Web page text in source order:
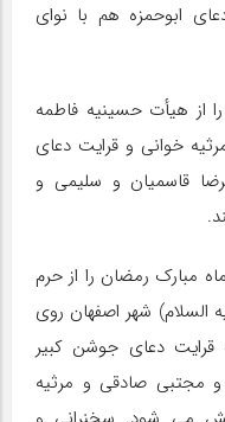
ابوحمزه هم با نوای
هیأت حسینیه فاطمه
مرثیه خوانی و قرایت دعای
قاسمیان و سلیمی و
مبارک رمضان را از حرم
شهر اصفهان روی
دعای جوشن کبیر
و مجتبی صادقی و مرثیه